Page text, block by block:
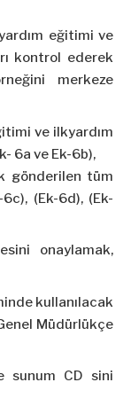
eğitimi ve
kontrol ederek
merkeze
ve ilkyardım
6a ve Ek-6b),
gönderilen tüm
(Ek-6d), (Ek-
onaylamak,
kullanılacak
Müdürlükçe
sunum CD sini